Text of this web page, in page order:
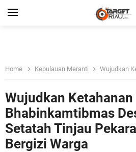
Home Kepulauan Meranti Wujudkan Ketahanan Pangan,
Wujudkan Ketahanan
Bhabinkamtibmas
Setatah Tinjau
Bergizi Warga